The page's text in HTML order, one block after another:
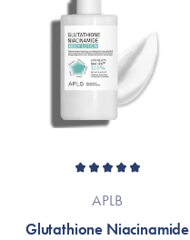
APLB
Glutathione Niacinamide